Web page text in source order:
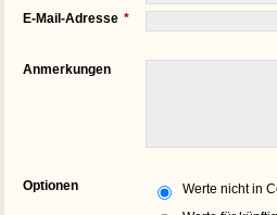
E-Mail-Adresse
Anmerkungen
Optionen
Werte nicht in